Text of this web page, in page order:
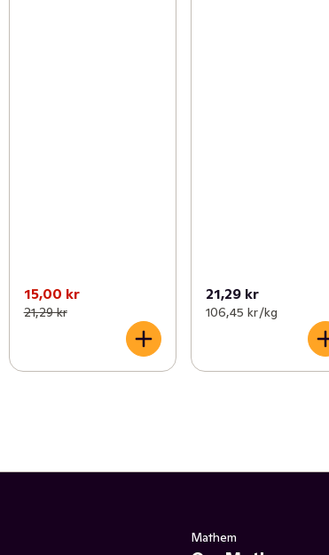
15,00 kr
21,29 kr
21,29 kr
106,45 kr /kg
Mathem